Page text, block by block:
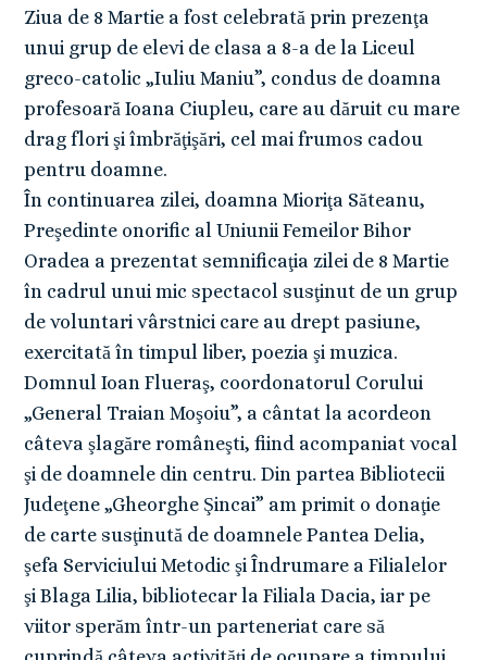
Ziua de 8 Martie a fost celebrată prin prezenţa
unui grup de elevi de clasa a 8-a de la Liceul
greco-catolic „Iuliu Maniu”, condus de doamna
profesoară Ioana Ciupleu, care au dăruit cu mare
drag flori şi îmbrăţişări, cel mai frumos cadou
pentru doamne.
În continuarea zilei, doamna Mioriţa Săteanu,
Preşedinte onorific al Uniunii Femeilor Bihor
Oradea a prezentat semnificaţia zilei de 8 Martie
în cadrul unui mic spectacol susţinut de un grup
de voluntari vârstnici care au drept pasiune,
exercitată în timpul liber, poezia şi muzica.
Domnul Ioan Flueraş, coordonatorul Corului
„General Traian Moşoiu”, a cântat la acordeon
câteva şlagăre româneşti, fiind acompaniat vocal
şi de doamnele din centru. Din partea Bibliotecii
Judeţene „Gheorghe Şincai” am primit o donaţie
de carte susţinută de doamnele Pantea Delia,
şefa Serviciului Metodic şi Îndrumare a Filialelor
şi Blaga Lilia, bibliotecar la Filiala Dacia, iar pe
viitor sperăm într-un parteneriat care să